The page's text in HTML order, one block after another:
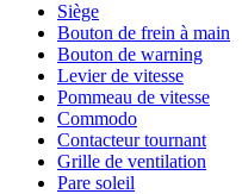
Siège
Bouton de frein à main
Bouton de warning
Levier de vitesse
Pommeau de vitesse
Commodo
Contacteur tournant
Grille de ventilation
Pare soleil